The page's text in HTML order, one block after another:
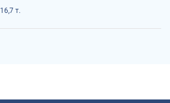
16,7 т.